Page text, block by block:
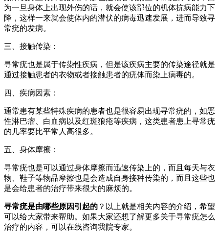
为一旦身体上出现外伤的话，就会使该部位的机体抗病能力下
降，这样一来就会使体内的潜伏的病毒迅速发展，进而导致寻
常疣的发病。
三、接触传染：
寻常疣也是属于传染性疾病，但是该疾病主要的传染途径就是
通过接触患者的衣物或者接触患者的疣体而染上病毒的。
四、疾病因素：
通常患有某些特殊疾病的患者也是很容易出现寻常疣的，如恶
性淋巴瘤、白血病以及红斑狼疮等疾病，这类患者患上寻常疣
的几率要比平常人高很多。
五、身体摩擦：
寻常疣也是可以通过身体摩擦而迅速传染上的，而且每天与衣
物、鞋子等物品摩擦也是会造成自身接种传染的，而且这些也
是会给患者的治疗带来很大的麻烦的。
寻常疣是由哪些原因引起的 ？以上就是相关内容的介绍，希望
可以给大家带来帮助。如果大家还想了解更多关于寻常疣怎么
治疗的内容，可以在线咨询我院专家。